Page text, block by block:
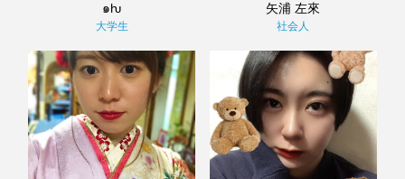
๑ƕ
大学生
矢浦 左來
社会人